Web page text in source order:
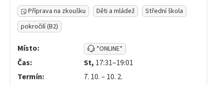
Příprava na zkoušku Děti a mládež
Střední škola
pokročilí (B2)
Místo: *ONLINE*
Čas: St, 17:31–19:01
Termín:
7. 10. – 10. 2.